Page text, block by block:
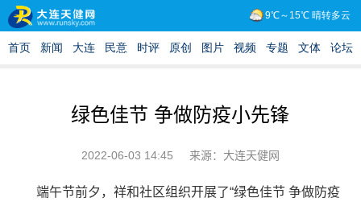
绿色佳节 争做防疫小先锋
2022-06-03 14:45 来源：大连天健网
端午节前夕，祥和社区组织开展了“绿色佳节 争做防疫